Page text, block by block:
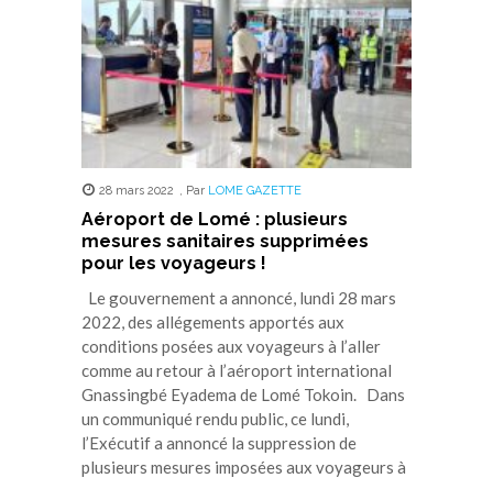
28 mars 2022 , Par LOME GAZETTE
Aéroport de Lomé : plusieurs
mesures sanitaires supprimées
pour les voyageurs !
Le gouvernement a annoncé, lundi 28 mars
2022, des allégements apportés aux
conditions posées aux voyageurs à l’aller
comme au retour à l’aéroport international
Gnassingbé Eyadema de Lomé Tokoin. Dans
un communiqué rendu public, ce lundi,
l’Exécutif a annoncé la suppression de
plusieurs mesures imposées aux voyageurs à